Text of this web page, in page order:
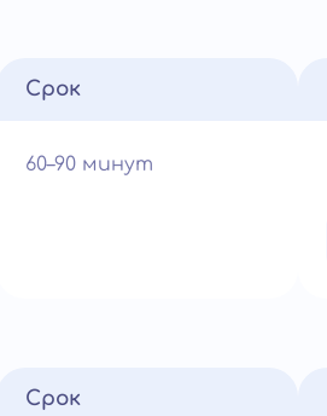
Срок
60–90 минут
Срок